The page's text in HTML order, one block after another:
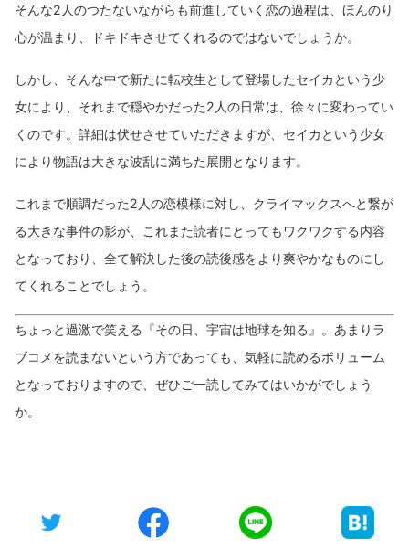
そんな2人のつたないながらも前進していく恋の過程は、ほんのり
心が温まり、ドキドキさせてくれるのではないでしょうか。
しかし、そんな中で新たに転校生として登場したセイカという少
女により、それまで穏やかだった2人の日常は、徐々に変わってい
くのです。詳細は伏せさせていただきますが、セイカという少女
により物語は大きな波乱に満ちた展開となります。
これまで順調だった2人の恋模様に対し、クライマックスへと繋が
る大きな事件の影が、これまた読者にとってもワクワクする内容
となっており、全て解決した後の読後感をより爽やかなものにし
てくれることでしょう。
ちょっと過激で笑える『その日、宇宙は地球を知る』。あまりラ
ブコメを読まないという方であっても、気軽に読めるボリューム
となっておりますので、ぜひご一読してみてはいかがでしょう
か。